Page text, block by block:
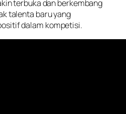
terbuka dan berkembang
talenta baru yang
dalam kompetisi.